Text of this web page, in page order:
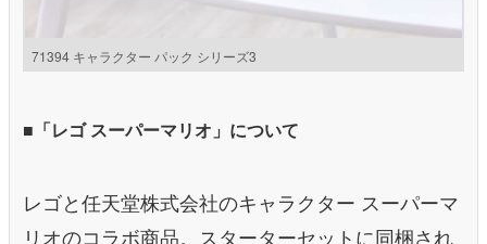
71394 キャラクター パック シリーズ3
■「レゴ スーパーマリオ」について
レゴと任天堂株式会社のキャラクター スーパーマ
リオのコラボ商品。スターターセットに同梱され